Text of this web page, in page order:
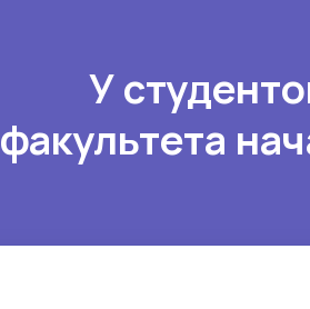
У
факультета